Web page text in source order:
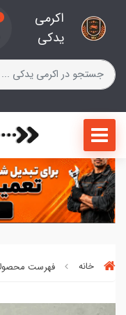
اکرمی
یدکی
خانه فهرست